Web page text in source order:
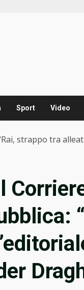
Sport Video
strappo tra